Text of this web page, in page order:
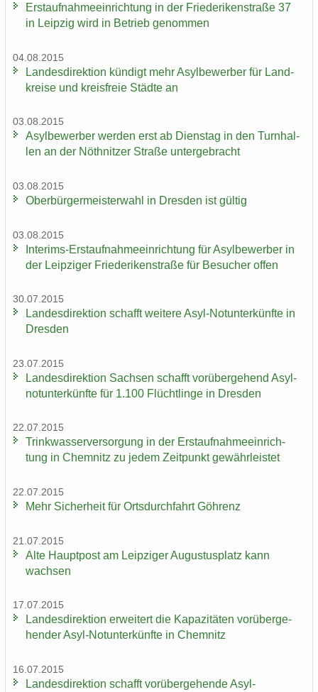
Erst­auf­nah­me­ein­rich­tung in der Frie­de­ri­ken­stra­ße 37
in Leip­zig wird in Be­trieb ge­nom­men
04.08.2015
Lan­des­di­rek­ti­on kün­digt mehr Asyl­be­wer­ber für Land­
krei­se und kreis­freie Städ­te an
03.08.2015
Asyl­be­wer­ber wer­den erst ab Diens­tag in den Turn­hal­
len an der Nö­th­nit­zer Stra­ße un­ter­ge­bracht
03.08.2015
Ober­bür­ger­meis­ter­wahl in Dres­den ist gül­tig
03.08.2015
Interims-​Erstaufnahmeeinrichtung für Asyl­be­wer­ber in
der Leip­zi­ger Frie­de­ri­ken­stra­ße für Be­su­cher offen
30.07.2015
Lan­des­di­rek­ti­on schafft wei­te­re Asyl-​Notunterkünfte in
Dres­den
23.07.2015
Lan­des­di­rek­ti­on Sach­sen schafft vor­über­ge­hend Asyl­
not­un­ter­künf­te für 1.100 Flücht­lin­ge in Dres­den
22.07.2015
Trink­was­ser­ver­sor­gung in der Erst­auf­nah­me­ein­rich­
tung in Chem­nitz zu jedem Zeit­punkt ge­währ­leis­tet
22.07.2015
Mehr Si­cher­heit für Orts­durch­fahrt Göh­renz
21.07.2015
Alte Haupt­post am Leip­zi­ger Au­gus­tus­platz kann
wach­sen
17.07.2015
Lan­des­di­rek­ti­on er­wei­tert die Ka­pa­zi­tä­ten vor­über­ge­
hen­der Asyl-​Notunter­künfte in Chem­nitz
16.07.2015
Lan­des­di­rek­ti­on schafft vor­über­ge­hen­de Asyl-​